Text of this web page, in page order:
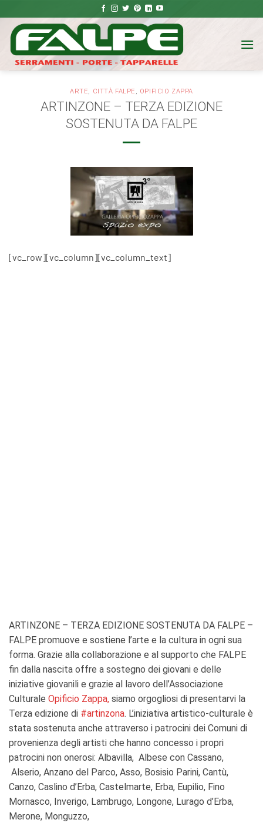
ai
contenuti
ARTE, CITTÀ FALPE , OPIFICIO ZAPPA
ARTINZONE – TERZA EDIZIONE
SOSTENUTA DA FALPE
[vc_row][vc_column][vc_column_text]
ARTINZONE – TERZA EDIZIONE SOSTENUTA DA FALPE –
FALPE promuove e sostiene l’arte e la cultura in ogni sua
forma. Grazie alla collaborazione e al supporto che FALPE
fin dalla nascita offre a sostegno dei giovani e delle
iniziative giovanili e grazie al lavoro dell’Associazione
Culturale Opificio Zappa, siamo orgogliosi di presentarvi la
Terza edizione di #artinzona. L’iniziativa artistico-culturale è
stata sostenuta anche attraverso i patrocini dei Comuni di
provenienza degli artisti che hanno concesso i propri
patrocini non onerosi: Albavilla, Albese con Cassano,
Alserio, Anzano del Parco, Asso, Bosisio Parini, Cantù,
Canzo, Caslino d’Erba, Castelmarte, Erba, Eupilio, Fino
Mornasco, Inverigo, Lambrugo, Longone, Lurago d’Erba,
Merone, Monguzzo,